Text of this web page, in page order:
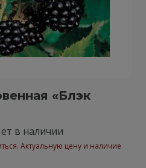
«Блэк
в наличии
Актуальную цену и наличие